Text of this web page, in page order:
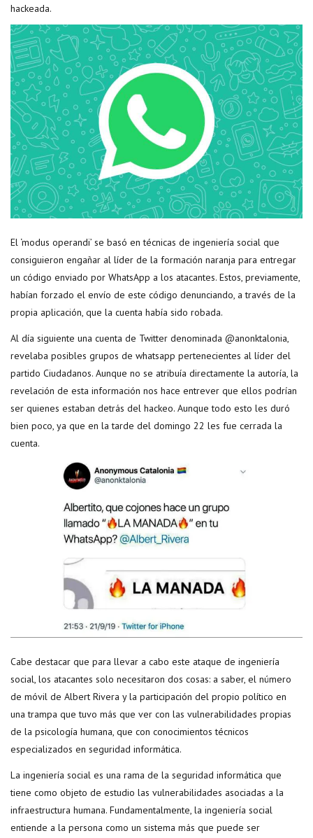
hackeada.
El ‘modus operandi’ se basó en técnicas de ingeniería social que
consiguieron engañar al líder de la formación naranja para entregar
un código enviado por WhatsApp a los atacantes. Estos, previamente,
habían forzado el envío de este código denunciando, a través de la
propia aplicación, que la cuenta había sido robada.
Al día siguiente una cuenta de Twitter denominada @anonktalonia,
revelaba posibles grupos de whatsapp pertenecientes al líder del
partido Ciudadanos. Aunque no se atribuía directamente la autoría, la
revelación de esta información nos hace entrever que ellos podrían
ser quienes estaban detrás del hackeo. Aunque todo esto les duró
bien poco, ya que en la tarde del domingo 22 les fue cerrada la
cuenta.
Cabe destacar que para llevar a cabo este ataque de ingeniería
social, los atacantes solo necesitaron dos cosas: a saber, el número
de móvil de Albert Rivera y la participación del propio político en
una trampa que tuvo más que ver con las vulnerabilidades propias
de la psicología humana, que con conocimientos técnicos
especializados en seguridad informática.
La ingeniería social es una rama de la seguridad informática que
tiene como objeto de estudio las vulnerabilidades asociadas a la
infraestructura humana. Fundamentalmente, la ingeniería social
entiende a la persona como un sistema más que puede ser